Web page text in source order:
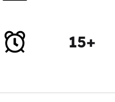
15+